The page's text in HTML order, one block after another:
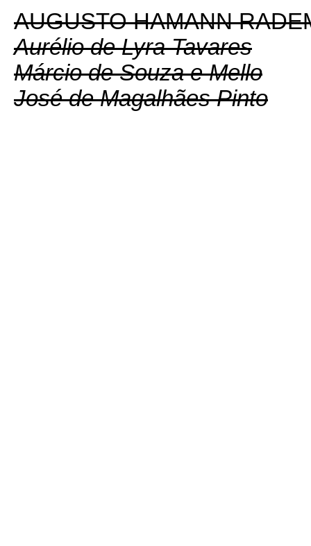
AUGUSTO HAMANN
Aurélio de Lyra Tavares
Márcio de Souza e Mello
José de Magalhães Pinto